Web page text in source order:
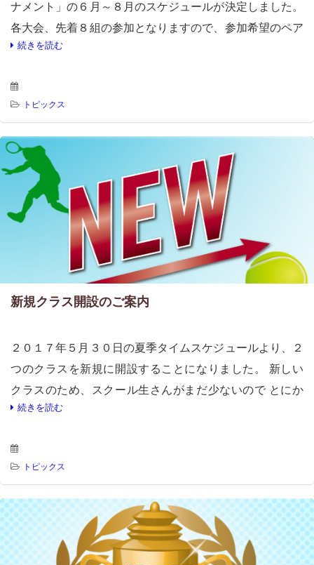
ナメント」の６月～８月のスケジュールが決定しました。
各大会、先着８組の参加となりますので、参加希望のペア
は、お早めにお問い合わせください。ご参加お待ちしてい
続きを読む
トピックス
新規クラス開設のご案内
２０１７年５月３０日の夏季タイムスケジュールより、２
つのクラスを新規に開設することになりました。 新しい
クラスのため、スクール生さんがまだ少ないので とにか
く沢山ショットを打ちたい！ 体をめいいっぱい動かした
続きを読む
トピックス